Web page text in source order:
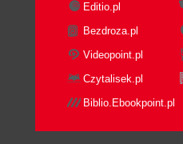
Editio.pl
Bezdroza.pl
Videopoint.pl
Czytalisek.pl
Biblio.Ebookpoint.pl